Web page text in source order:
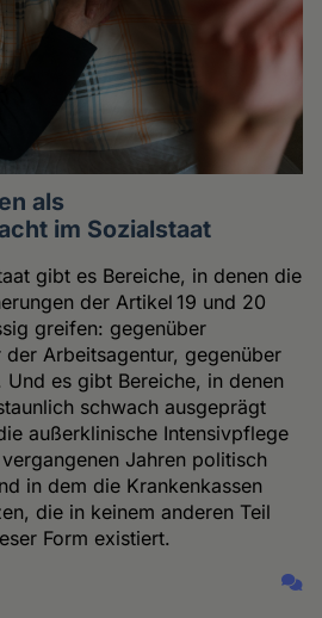
als
im Sozialstaat
gibt es Bereiche, in denen die
der Artikel 19 und 20
greifen: gegenüber
Arbeitsagentur, gegenüber
Und es gibt Bereiche, in denen
schwach ausgeprägt
außerklinische Intensivpflege
Jahren politisch
in dem die Krankenkassen
die in keinem anderen Teil
Form existiert.